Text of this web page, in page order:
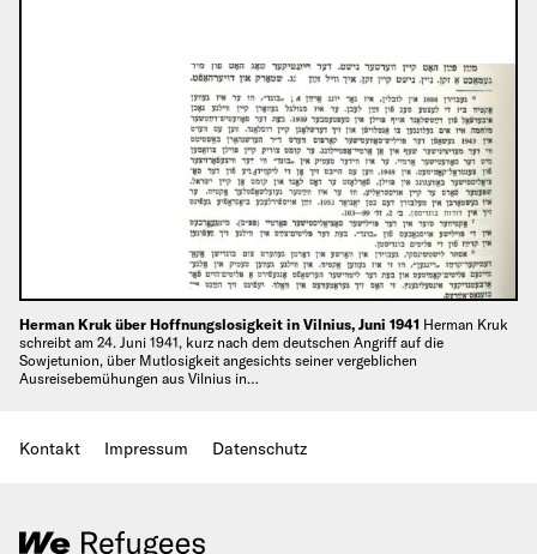
Herman Kruk über Hoffnungslosigkeit in Vilnius, Juni 1941 Herman Kruk
schreibt am 24. Juni 1941, kurz nach dem deutschen Angriff auf die
Sowjetunion, über Mutlosigkeit angesichts seiner vergeblichen
Ausreisebemühungen aus Vilnius in…
Kontakt Impressum Datenschutz